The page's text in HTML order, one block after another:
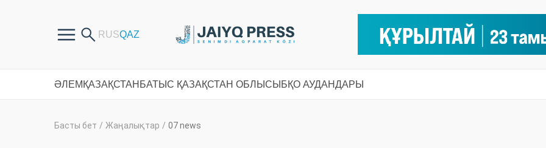
ӘЛЕМ ҚАЗАҚСТАН БАТЫС ҚАЗАҚСТАН ОБЛЫСЫ БҚО АУДАНДАРЫ
Басты бет / Жаңалықтар / 07 news